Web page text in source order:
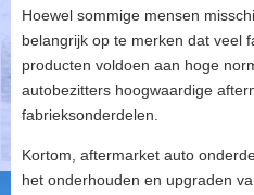
Hoewel sommige mensen
belangrijk op te merken dat veel
producten voldoen aan hoge
autobezitters hoogwaardige
fabrieksonderdelen.
Kortom, aftermarket auto
het onderhouden en upgraden